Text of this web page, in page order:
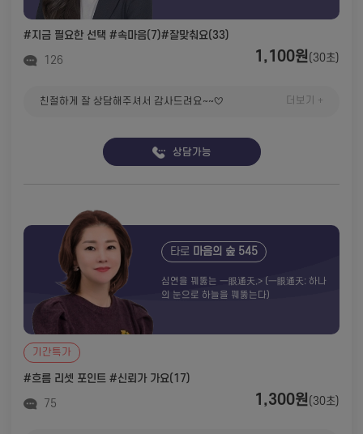
#지금 필요한 선택 #속마음(7)#잘맞춰요(33)
126 1,100원(30초)
친절하게 잘 상담해주셔서 감사드려요~~♡ 더보기 +
상담가능
타로 마음의 숲 545
심연을 꿰뚫는 一眼通天,> (一眼通天: 하나
의 눈으로 하늘을 꿰뚫는다)
기간특가
#흐름 리셋 포인트 #신뢰가 가요(17)
75 1,300원(30초)